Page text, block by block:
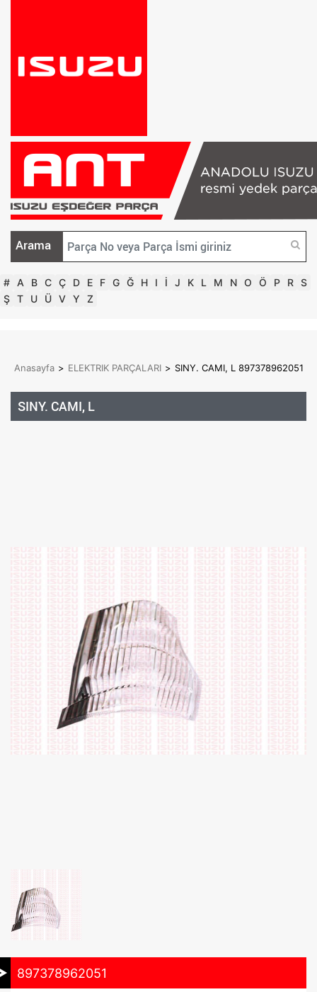
Arama
# A B C Ç D E F G Ğ H I İ J K L M N O Ö P R S
Ş T U Ü V Y Z
Anasayfa > ELEKTRIK PARÇALARI > SINY. CAMI, L 897378962051
SINY. CAMI, L
897378962051